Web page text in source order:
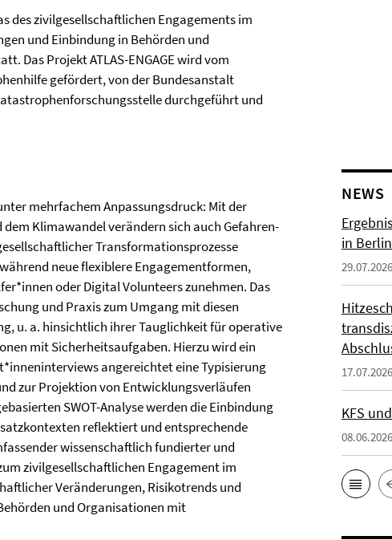
des zivilgesellschaftlichen Engagements im
und Einbindung in Behörden und
Das Projekt ATLAS-ENGAGE wird vom
gefördert, von der Bundesanstalt
durchgeführt und
mehrfachem Anpassungsdruck: Mit der
Klimawandel verändern sich auch Gefahren-
Transformationsprozesse
neue flexiblere Engagementformen,
oder Digital Volunteers zunehmen. Das
und Praxis zum Umgang mit diesen
u. a. hinsichtlich ihrer Tauglichkeit für operative
mit Sicherheitsaufgaben. Hierzu wird ein
angereichtet eine Typisierung
zur Projektion von Entwicklungsverläufen
SWOT-Analyse werden die Einbindung
reflektiert und entsprechende
wissenschaftlich fundierter und
zivilgesellschaftlichen Engagement im
Veränderungen, Risikotrends und
und Organisationen mit
NEWS
in
29.07.2026
17.07.2026
KFS
08.06.2026